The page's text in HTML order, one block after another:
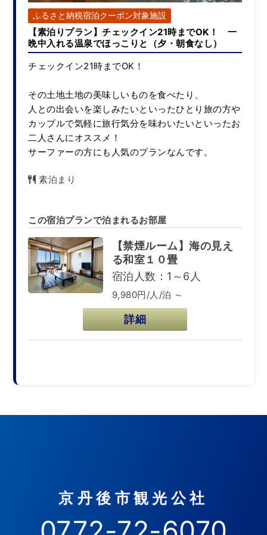
ふるさと納税宿泊クーポン対象施設
【素泊りプラン】チェックイン21時までOK！ 一
晩中入れる温泉でほっこりと（夕・朝食なし）
チェックイン21時までOK！
その土地土地の美味しいものを食べたり、
人との出会いを楽しみたいといったひとり旅の方や
カップルで気軽に旅行気分を味わいたいといったお
二人さんにオススメ！
サーファーの方にも人気のプランなんです。
素泊まり
この宿泊プランで泊まれるお部屋
【禁煙ルーム】海の見え
る和室１０畳
宿泊人数：1～6人
9,980円/人/泊 ～
詳細
京丹後市観光公社